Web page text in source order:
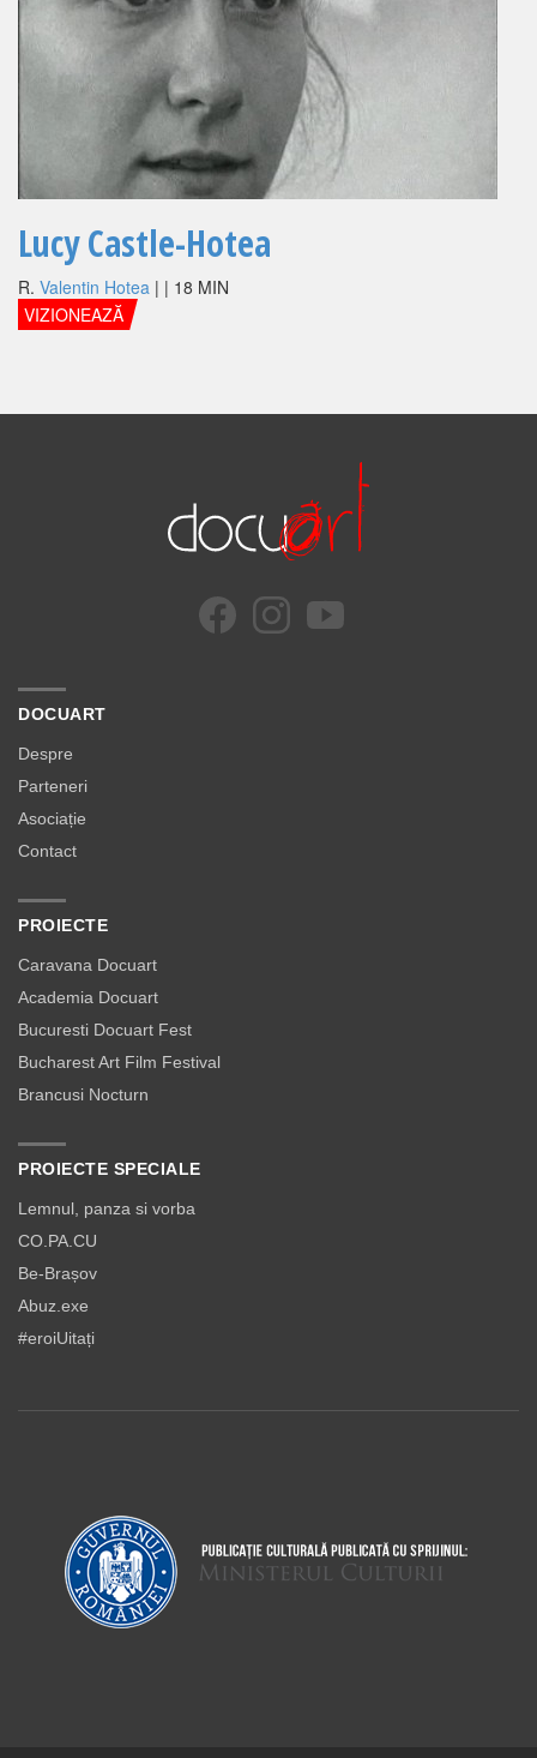
Lucy Castle-Hotea
R. Valentin Hotea | | 18 MIN
VIZIONEAZĂ
DOCUART
Despre
Parteneri
Asociație
Contact
PROIECTE
Caravana Docuart
Academia Docuart
Bucuresti Docuart Fest
Bucharest Art Film Festival
Brancusi Nocturn
PROIECTE SPECIALE
Lemnul, panza si vorba
CO.PA.CU
Be-Brașov
Abuz.exe
#eroiUitați